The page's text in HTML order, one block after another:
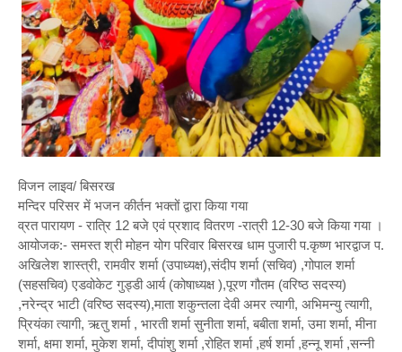
विजन लाइव/ बिसरख
मन्दिर परिसर में भजन कीर्तन भक्तों द्वारा किया गया
व्रत पारायण - रात्रि 12 बजे एवं प्रशाद वितरण -रात्री 12-30 बजे किया गया ।
आयोजक:- समस्त श्री मोहन योग परिवार बिसरख धाम पुजारी प.कृष्ण भारद्वाज प.
अखिलेश शास्त्री, रामवीर शर्मा (उपाध्यक्ष),संदीप शर्मा (सचिव) ,गोपाल शर्मा
(सहसचिव) एडवोकेट गुड्डी आर्य (कोषाध्यक्ष ),पूरण गौतम (वरिष्ठ सदस्य)
,नरेन्द्र भाटी (वरिष्ठ सदस्य),माता शकुन्तला देवी अमर त्यागी, अभिमन्यु त्यागी,
प्रियंका त्यागी, ऋतु शर्मा , भारती शर्मा सुनीता शर्मा, बबीता शर्मा, उमा शर्मा, मीना
शर्मा, क्षमा शर्मा, मुकेश शर्मा, दीपांशु शर्मा ,रोहित शर्मा ,हर्ष शर्मा ,हन्नू शर्मा ,सन्नी